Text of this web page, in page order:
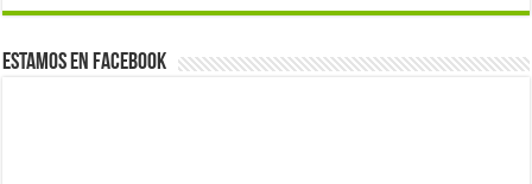
Estamos en Facebook